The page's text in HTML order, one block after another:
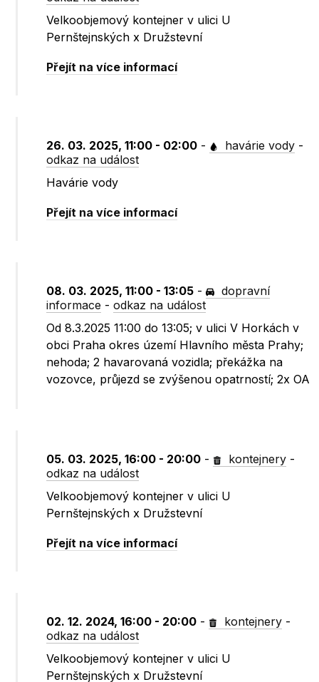
Velkoobjemový kontejner v ulici U
Pernštejnských x Družstevní
Přejít na více informací
26. 03. 2025, 11:00 - 02:00 - havárie vody -
odkaz na událost
Havárie vody
Přejít na více informací
08. 03. 2025, 11:00 - 13:05 -
dopravní
informace -odkaz na událost
Od 8.3.2025 11:00 do 13:05; v ulici V Horkách v
obci Praha okres území Hlavního města Prahy;
nehoda; 2 havarovaná vozidla; překážka na
vozovce, průjezd se zvýšenou opatrností; 2x OA
05. 03. 2025, 16:00 - 20:00 - kontejnery -
odkaz na událost
Velkoobjemový kontejner v ulici U
Pernštejnských x Družstevní
Přejít na více informací
02. 12. 2024, 16:00 - 20:00 - kontejnery -
odkaz na událost
Velkoobjemový kontejner v ulici U
Pernštejnských x Družstevní